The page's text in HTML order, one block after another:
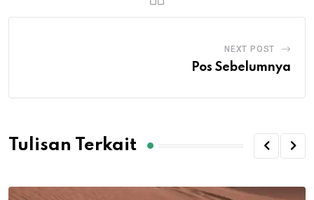
NEXT POST
Pos Sebelumnya
Tulisan Terkait